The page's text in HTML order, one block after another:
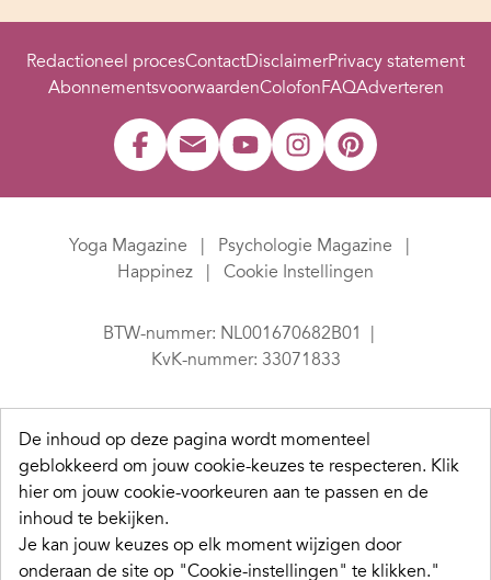
Redactioneel procesContactDisclaimerPrivacy statement
AbonnementsvoorwaardenColofonFAQAdverteren
Yoga Magazine
Psychologie Magazine
Happinez
Cookie Instellingen
BTW-nummer: NL001670682B01
KvK-nummer: 33071833
De inhoud op deze pagina wordt momenteel
geblokkeerd om jouw cookie-keuzes te respecteren. Klik
hier om jouw cookie-voorkeuren aan te passen en de
inhoud te bekijken.
Je kan jouw keuzes op elk moment wijzigen door
onderaan de site op "Cookie-instellingen" te klikken."